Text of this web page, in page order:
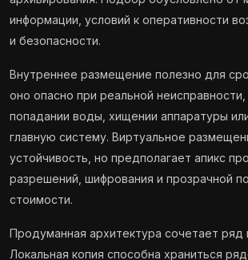
информации, условий к оперативности
и безопасности.
Внутреннее размещение полезно для
оно опасно при реальной неисправности,
попадании воды, хищении аппаратуры
главную систему. Виртуальное
устойчивость, но предполагает апикс
разрешений, шифрования и прозрачной
стоимости.
Продуманная архитектура сочетает ряд
Локальная копия способна храниться